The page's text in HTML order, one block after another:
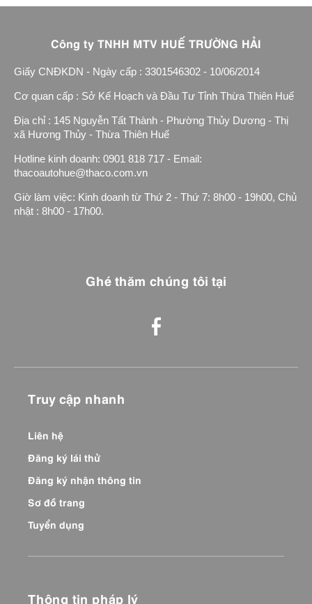
Công ty TNHH MTV HUẾ TRƯỜNG HẢI
Giấy CNĐKDN - Ngày cấp : 3301546302 - 10/06/2014
Cơ quan cấp : Sở Kế Hoạch và Đầu Tư Tỉnh Thừa Thiên Huế
Địa chỉ : 145 Nguyễn Tất Thành - Phường Thủy Dương - Thị
xã Hương Thủy - Thừa Thiên Huế
Hotline kinh doanh: 0901 818 717 - Email:
thacoautohue@thaco.com.vn
Giờ làm việc: Kinh doanh từ Thứ 2 - Thứ 7: 8h00 - 19h00, Chủ
nhật : 8h00 - 17h00.
Ghé thăm chúng tôi tại
Truy cập nhanh
Liên hệ
Đăng ký lái thử
Đăng ký nhận thông tin
Sơ đồ trang
Tuyển dụng
Thông tin pháp lý